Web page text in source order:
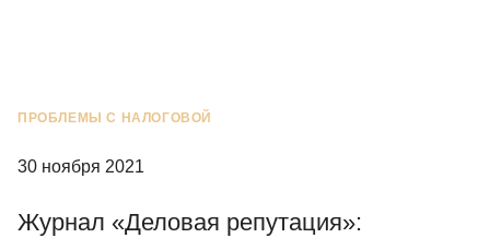
ПРОБЛЕМЫ С НАЛОГОВОЙ
30 ноября 2021
Журнал «Деловая репутация»: